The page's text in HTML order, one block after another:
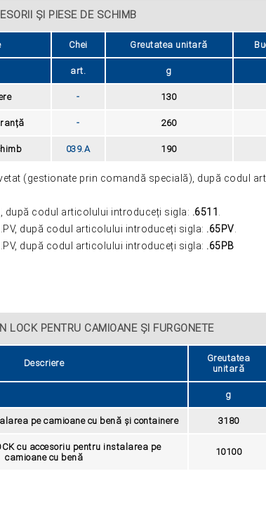
ZOOM
ŞI PIESE DE SCHIMB
Chei Greutatea unitară
art. g
- 130
- 260
039.A 190
(gestionate prin comandă specială), după codul
după codul articolului introduceți sigla: .6511
după codul articolului introduceți sigla: .65PV
după codul articolului introduceți sigla: .65PB
LOCK PENTRU CAMIOANE ȘI FURGONETE
Descriere
Greutatea
unitară
g
pe camioane cu benă și containere 3180
cu accesoriu pentru instalarea pe
camioane cu benă
10100